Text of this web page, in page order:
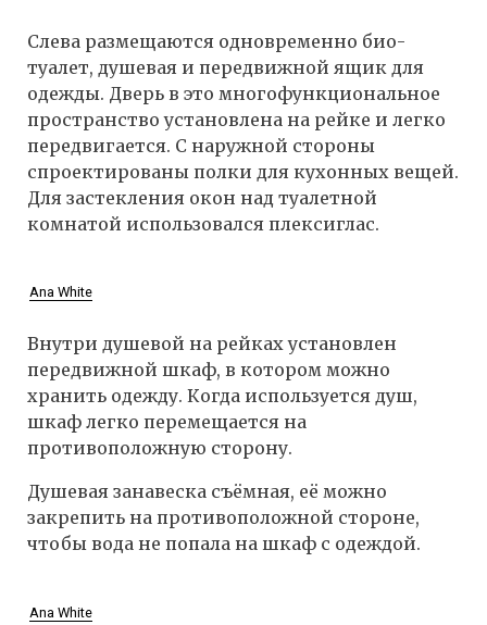
Слева размещаются одновременно био-
туалет, душевая и передвижной ящик для
одежды. Дверь в это многофункциональное
пространство установлена на рейке и легко
передвигается. С наружной стороны
спроектированы полки для кухонных вещей.
Для застекления окон над туалетной
комнатой использовался плексиглас.
Ana White
Внутри душевой на рейках установлен
передвижной шкаф, в котором можно
хранить одежду. Когда используется душ,
шкаф легко перемещается на
противоположную сторону.
Душевая занавеска съёмная, её можно
закрепить на противоположной стороне,
чтобы вода не попала на шкаф с одеждой.
Ana White